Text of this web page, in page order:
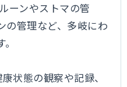
ーンやストマの管
の管理など、多岐にわ
状態の観察や記録、